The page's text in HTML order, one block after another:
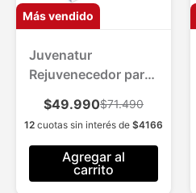
Más vendido
Juvenatur
Rejuvenecedor para
Duradero
$49.990$71.490
12 cuotas sin interés de $4166
Agregar al
carrito